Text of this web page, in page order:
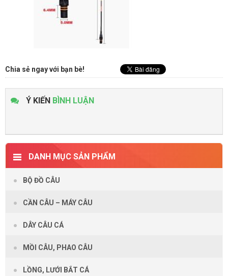
Chia sẻ ngay với bạn bè!
Ý KIẾN BÌNH LUẬN
DANH MỤC SẢN PHẨM
BỘ ĐỒ CÂU
CẦN CÂU – MÁY CÂU
DÂY CÂU CÁ
MỒI CÂU, PHAO CÂU
LỒNG, LƯỚI BẮT CÁ